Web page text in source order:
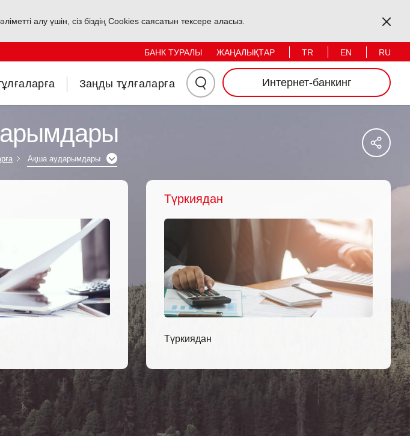
алу үшін, сіз біздің Cookies саясатын тексере аласыз.
БАНК ТУРАЛЫ ЖАҢАЛЫҚТАР TR EN RU
Заңды тұлғаларға
Іздеу
Үшін
Интернет-банкинг
Жеке тұлғалар
Ақша аударымдары
Түркиядан
Түркиядан